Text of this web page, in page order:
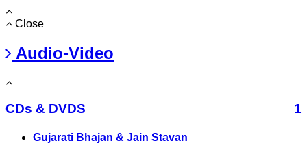
Close
Audio-Video
CDs & DVDS 1
Gujarati Bhajan & Jain Stavan